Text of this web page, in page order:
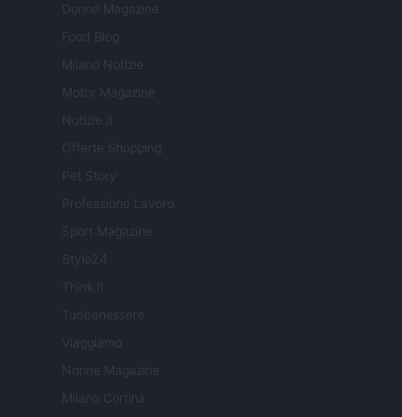
Donne Magazine
Food Blog
Milano Notizie
Motor Magazine
Notizie.it
Offerte Shopping
Pet Story
Professione Lavoro
Sport Magazine
Style24
Think.it
Tuobenessere
Viaggiamo
Nonne Magazine
Milano Cortina